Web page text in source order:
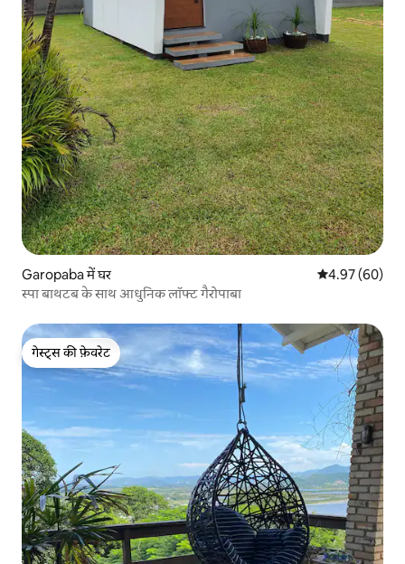
Garopaba में घर औसत रेटिंग 5 में
4.97 (60)
स्पा बाथटब के साथ आधुनिक लॉफ्ट गैरोपाबा
गेस्ट्स की फ़ेवरेट
गेस्ट्स की फ़ेवरेट